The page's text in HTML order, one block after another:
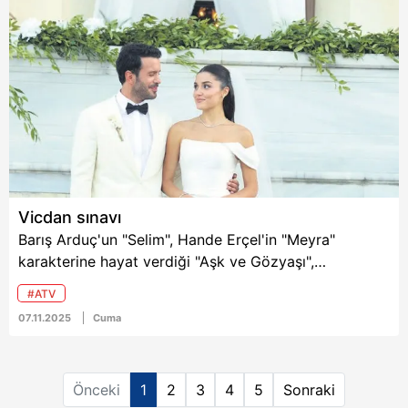
6698 sayılı Kişisel Verilerin Korunması Kanunu uyarınca
hazırlanmış Aydınlatma Metnimizi okumak ve sitemizde
ilgili mevzuata uygun olarak kullanılan çerezlerle ilgili bilgi
almak için lütfen tıklayınız
Asya annesine
benzetilirken sosyal
medyada kısa sürede
ilgi odağı oldu.
Vicdan sınavı
Barış Arduç'un "Selim", Hande Erçel'in "Meyra"
karakterine hayat verdiği "Aşk ve Gözyaşı",
sürprizlerle dolu bir aşk hikâyesi sunmaya devam
ediyor.
#ATV
07.11.2025 Cuma
Önceki 1 2 3 4 5 Sonraki